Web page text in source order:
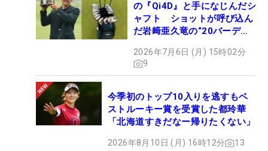
の『Qi4D』と手になじんだシ
ャフト ショットが呼び込ん
だ岩﨑亜久竜の“20バーデ
2026年7月6日 (月) 15時02分
9
今季初のトップ10入りを逃すもベ
ストルーキー賞を受賞した都玲華
「北海道すきだなー帰りたくない」
2026年8月10日 (月) 16時12分 13